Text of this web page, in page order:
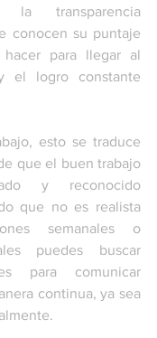
la transparencia
conocen su puntaje
para llegar al
el logro constante
esto se traduce
que el buen trabajo
y reconocido
que no es realista
semanales o
puedes buscar
para comunicar
continua, ya sea